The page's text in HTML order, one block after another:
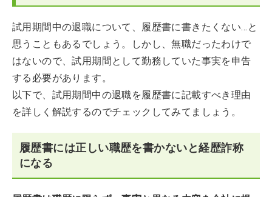
試用期間中の退職について、履歴書に書きたくない…と
思うこともあるでしょう。しかし、無職だったわけで
はないので、試用期間として勤務していた事実を申告
する必要があります。
以下で、試用期間中の退職を履歴書に記載すべき理由
を詳しく解説するのでチェックしてみてましょう。
履歴書には正しい職歴を書かないと経歴詐称
になる